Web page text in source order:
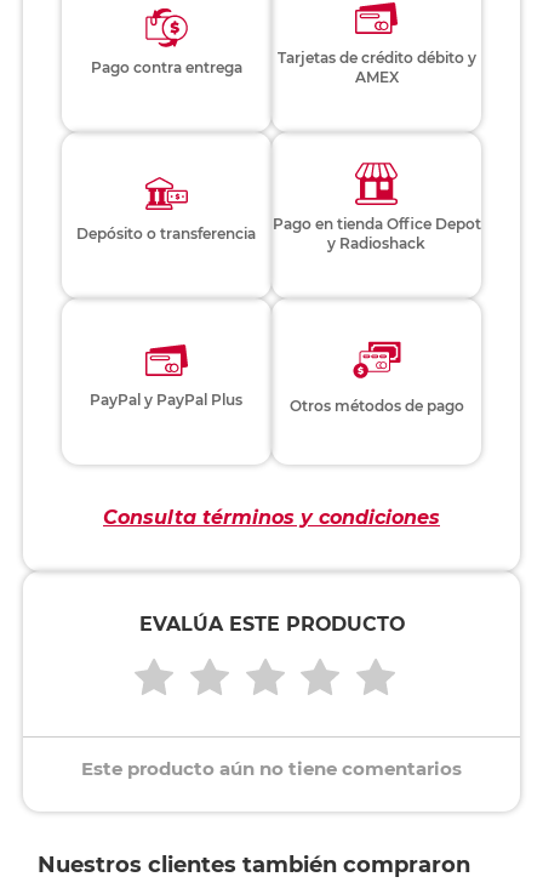
Pago contra entrega
Tarjetas de crédito débito y
AMEX
Depósito o transferencia
Pago en tienda Office Depot
y Radioshack
PayPal y PayPal Plus Otros métodos de pago
Consulta términos y condiciones
EVALÚA ESTE PRODUCTO
Este producto aún no tiene comentarios
Nuestros clientes también compraron